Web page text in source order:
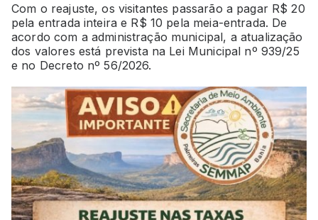
Com o reajuste, os visitantes passarão a pagar R$ 20
pela entrada inteira e R$ 10 pela meia-entrada. De
acordo com a administração municipal, a atualização
dos valores está prevista na Lei Municipal nº 939/25
e no Decreto nº 56/2026.